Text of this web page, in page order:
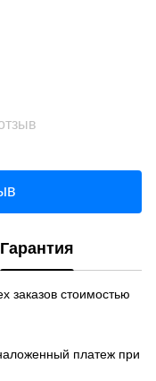
Гарантия
заказов стоимостью
платеж при